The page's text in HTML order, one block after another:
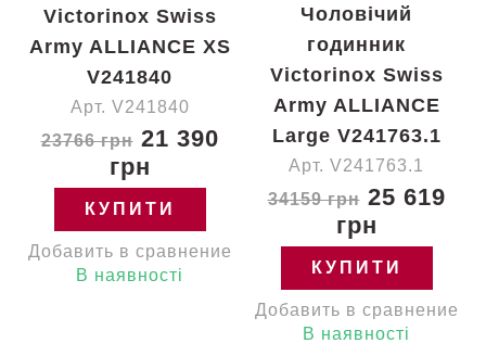
Victorinox Swiss
Army ALLIANCE XS
V241840
Арт. V241840
23766 грн21 390
грн
КУПИТИ
Добавить в сравнение
В наявності
Чоловічий
годинник
Victorinox Swiss
Army ALLIANCE
Large V241763.1
Арт. V241763.1
34159 грн25 619
грн
КУПИТИ
Добавить в сравнение
В наявності